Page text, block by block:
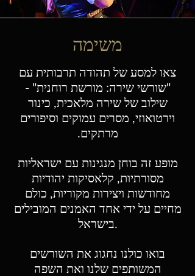
משימה
צאו למסע של תהודה תרבותית עם
"שורשי שירה: מורשת רוחנית" -
שילוב של שירה מלאכית, כינור
וירטואוזי, מסרים עמוקים וסיפורים
מרתקים.
מופע זה בוחן מנגינות עם ישראליות
מסורתיות, קלאסיקות יהודיות
מחודשות ויצירות מקוריות, כולם
מחיים על ידי אחד האמנים המובילים
בואו כולנו נחגוג את השורשים
המשותפים שלנו ואת השפה